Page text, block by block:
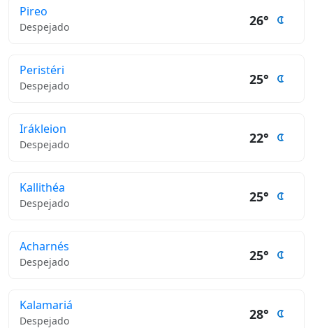
Pireo
Despejado 26°
Peristéri
Despejado 25°
Irákleion
Despejado 22°
Kallithéa
Despejado 25°
Acharnés
Despejado 25°
Kalamariá
Despejado 28°